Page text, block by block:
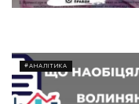
#АНАЛІТИКА